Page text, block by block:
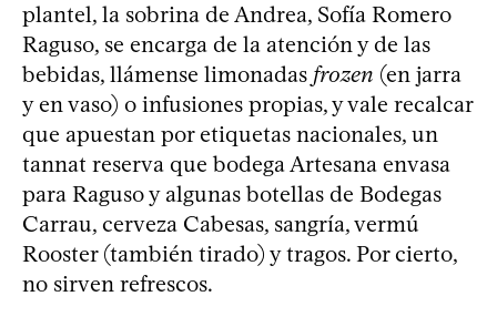
plantel, la sobrina de Andrea, Sofía Romero
Raguso, se encarga de la atención y de las
bebidas, llámense limonadas frozen (en jarra
y en vaso) o infusiones propias, y vale recalcar
que apuestan por etiquetas nacionales, un
tannat reserva que bodega Artesana envasa
para Raguso y algunas botellas de Bodegas
Carrau, cerveza Cabesas, sangría, vermú
Rooster (también tirado) y tragos. Por cierto,
no sirven refrescos.